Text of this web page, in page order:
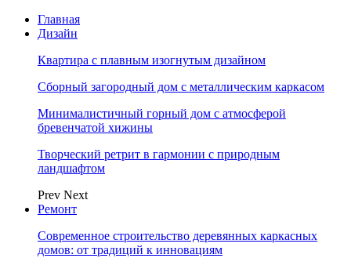
Главная
Дизайн
Квартира с плавным изогнутым дизайном
Сборный загородный дом с металлическим каркасом
Минималистичный горный дом с атмосферой
бревенчатой хижины
Творческий ретрит в гармонии с природным
ландшафтом
Prev Next
Ремонт
Современное строительство деревянных каркасных
домов: от традиций к инновациям